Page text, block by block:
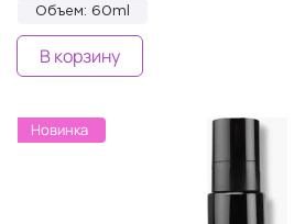
Объем: 60ml
В корзину
Новинка